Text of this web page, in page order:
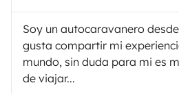
Soy un autocaravanero
gusta compartir mi
mundo, sin duda para mi es
de viajar...